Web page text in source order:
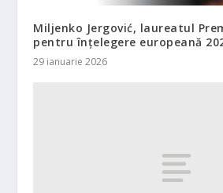
Miljenko Jergović, laureatul
pentru înțelegere europeană
29 ianuarie 2026